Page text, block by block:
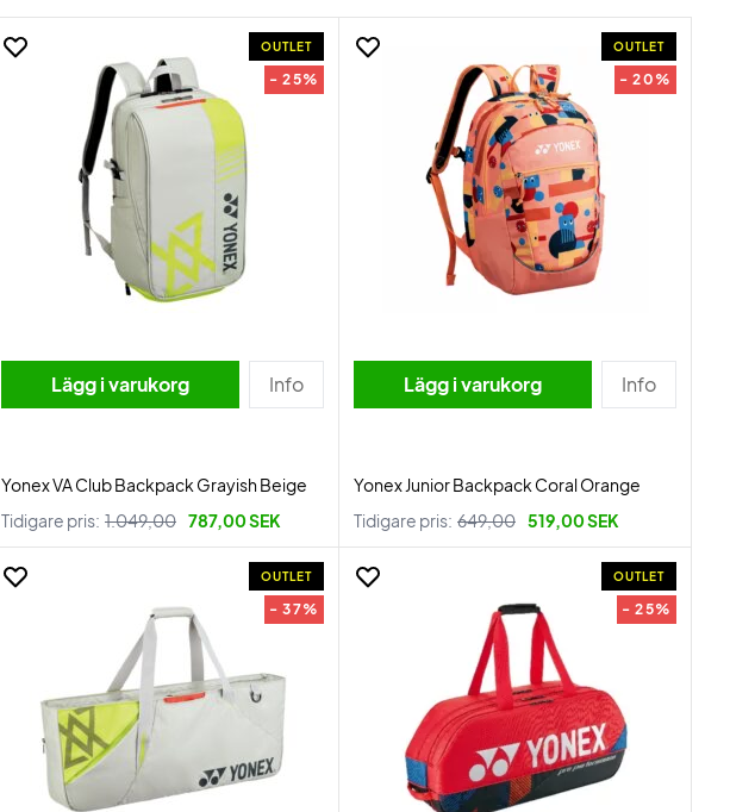
OUTLET
- 25%
Lägg i varukorg Info
Yonex VA Club Backpack Grayish Beige
Tidigare pris: 1.049,00 787,00 SEK
OUTLET
- 20%
Lägg i varukorg Info
Yonex Junior Backpack Coral Orange
Tidigare pris: 649,00 519,00 SEK
OUTLET
- 37%
OUTLET
- 25%